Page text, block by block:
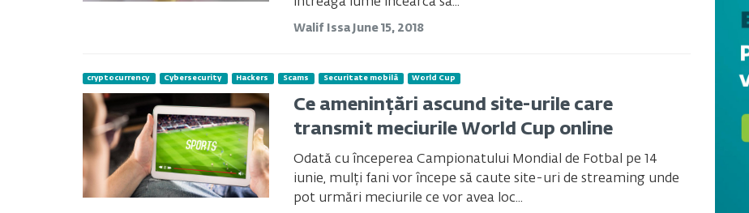
Walif Issa June 15, 2018
cryptocurrency Cybersecurity Hackers Scams Securitate mobilă World Cup
Ce amenințări ascund site-urile care
transmit meciurile World Cup online
Odată cu începerea Campionatului Mondial de Fotbal pe 14
iunie, mulți fani vor începe să caute site-uri de streaming unde
pot urmări meciurile ce vor avea loc...